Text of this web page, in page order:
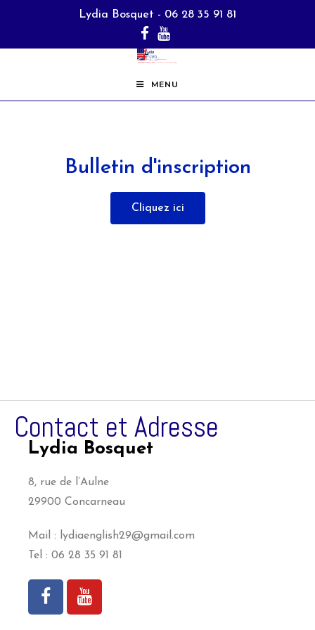
Lydia Bosquet - 06 28 35 91 81
MENU
Bulletin d'inscription
Cliquez ici
Contact et Adresse
Lydia Bosquet
8, rue de l’Aulne
29900 Concarneau
Mail : lydiaenglish29@gmail.com
Tel : 06 28 35 91 81